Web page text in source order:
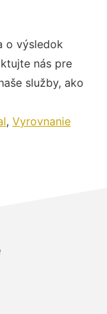
o výsledok
nás pre
služby, ako
, Vyrovnanie